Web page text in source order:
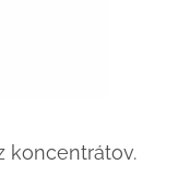
koncentrátov.